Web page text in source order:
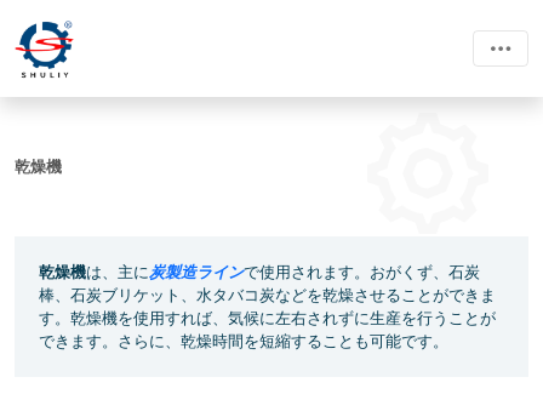
乾燥機
乾燥機は、主に炭製造ラインで使用されます。おがくず、石炭
棒、石炭ブリケット、水タバコ炭などを乾燥させることができま
す。乾燥機を使用すれば、気候に左右されずに生産を行うことが
できます。さらに、乾燥時間を短縮することも可能です。